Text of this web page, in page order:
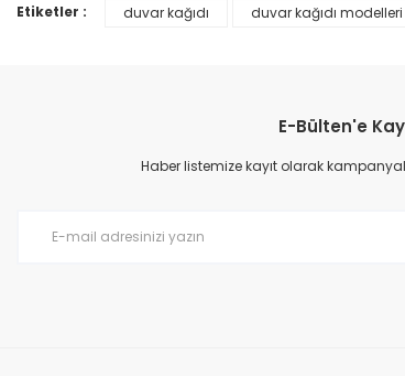
Ürün bilgilerinde hatalar bulunuyor.
Etiketler : duvar kağıdı duvar kağıdı modelleri
E-Bülten'e
Haber listemize kayıt olarak